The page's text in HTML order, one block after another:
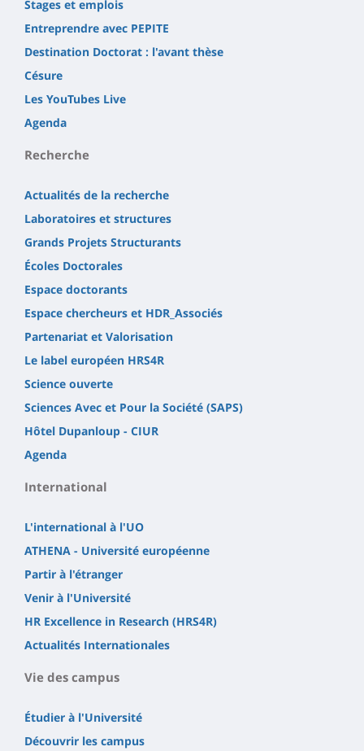
Stages et emplois
Entreprendre avec PEPITE
Destination Doctorat : l'avant thèse
Césure
Les YouTubes Live
Agenda
Recherche
Actualités de la recherche
Laboratoires et structures
Grands Projets Structurants
Écoles Doctorales
Espace doctorants
Espace chercheurs et HDR_Associés
Partenariat et Valorisation
Le label européen HRS4R
Science ouverte
Sciences Avec et Pour la Société (SAPS)
Hôtel Dupanloup - CIUR
Agenda
International
L'international à l'UO
ATHENA - Université européenne
Partir à l'étranger
Venir à l'Université
HR Excellence in Research (HRS4R)
Actualités Internationales
Vie des campus
Étudier à l'Université
Découvrir les campus